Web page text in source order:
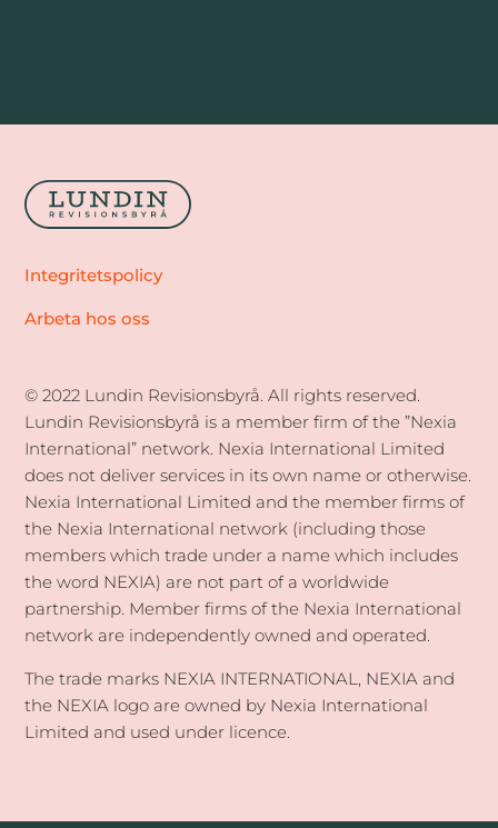
Integritetspolicy
Arbeta hos oss
© 2022 Lundin Revisionsbyrå. All rights reserved.
Lundin Revisionsbyrå is a member firm of the ”Nexia
International” network. Nexia International Limited
does not deliver services in its own name or otherwise.
Nexia International Limited and the member firms of
the Nexia International network (including those
members which trade under a name which includes
the word NEXIA) are not part of a worldwide
partnership. Member firms of the Nexia International
network are independently owned and operated.
The trade marks NEXIA INTERNATIONAL, NEXIA and
the NEXIA logo are owned by Nexia International
Limited and used under licence.